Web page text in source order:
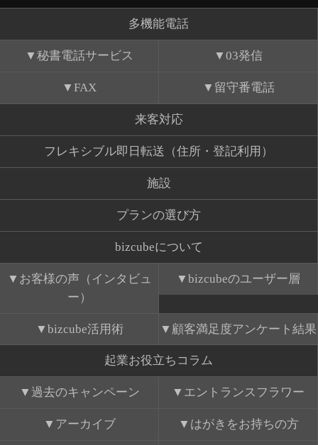
多機能電話
秘書電話サービス 03発信
FAX 留守番電話
来客対応
フレキシブル即日転送（住所・登記利用）
施設
プランの選び方
bizcubeについて
お客様の声（インタビュ
ー）
bizcubeのユーザー層
bizcube活用術 顧客満足度アンケート結果
起業お役立ちコラム
過去のキャンペーン エントランスフラワー
アーカイブ はがきをお持ちの方